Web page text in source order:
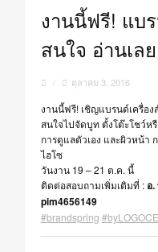
งานนี้ฟรี! แบ
สนใจ อ่านเลย
/ ตุลาคม 3, 2016
งานนี้ฟรี! เชิญแบรนด์เครื่อ
สนใจไปจัดบูท ตั้งโต๊ะโชว์ห
การดูแลตัวเอง และผิวหน้า
ไฮโซ
วันงาน 19 – 21 ต.ค. นี้
ติดต่อสอบถามเพิ่มเติมที่ : อ
pim4656149
#brandspring #